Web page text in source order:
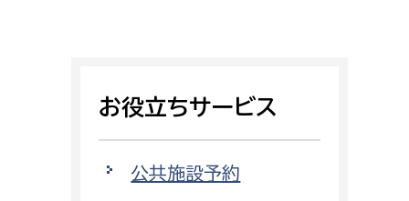
支払いをしたい
働きたい 環境部
お役立ちサービス
公共施設予約